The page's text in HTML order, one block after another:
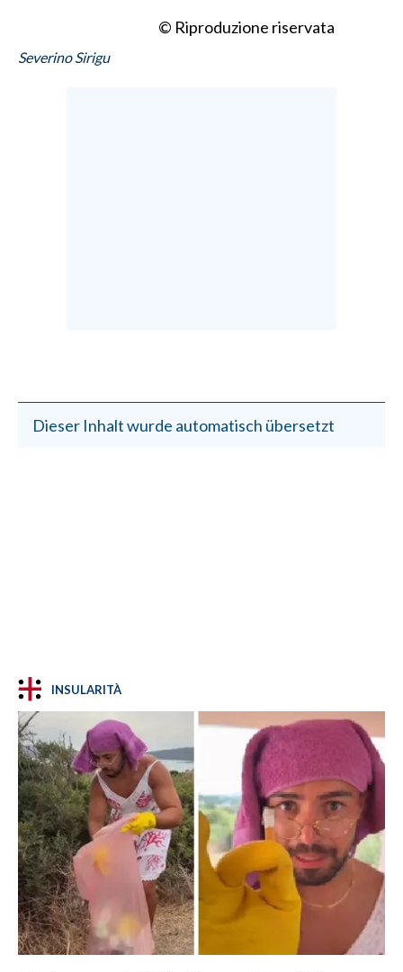
© Riproduzione riservata
Severino Sirigu
Dieser Inhalt wurde automatisch übersetzt
INSULARITÀ